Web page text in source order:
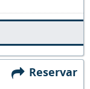
Reservar